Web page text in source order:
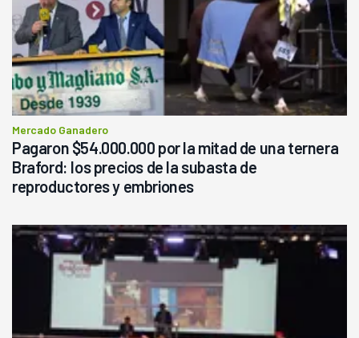
Mercado Ganadero
Pagaron $54.000.000 por la mitad de una ternera
Braford: los precios de la subasta de
reproductores y embriones